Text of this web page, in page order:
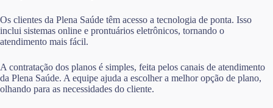
Os clientes da Plena Saúde têm acesso a tecnologia de ponta. Isso
inclui sistemas online e prontuários eletrônicos, tornando o
atendimento mais fácil.
A contratação dos planos é simples, feita pelos canais de atendimento
da Plena Saúde. A equipe ajuda a escolher a melhor opção de plano,
olhando para as necessidades do cliente.